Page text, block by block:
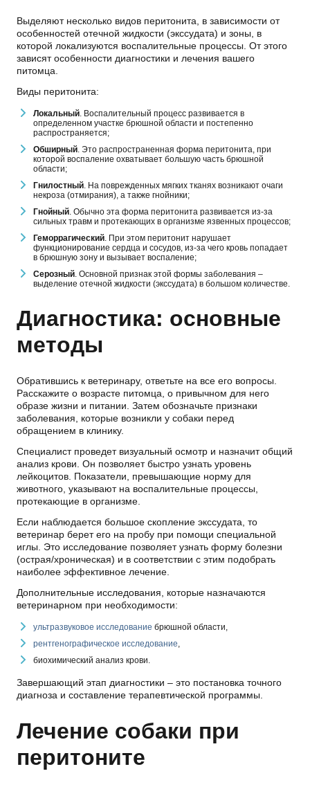
Выделяют несколько видов перитонита, в зависимости от
особенностей отечной жидкости (экссудата) и зоны, в
которой локализуются воспалительные процессы. От этого
зависят особенности диагностики и лечения вашего
питомца.
Виды перитонита:
Локальный. Воспалительный процесс развивается в
определенном участке брюшной области и постепенно
распространяется;
Обширный. Это распространенная форма перитонита, при
которой воспаление охватывает большую часть брюшной
области;
Гнилостный. На поврежденных мягких тканях возникают очаги
некроза (отмирания), а также гнойники;
Гнойный. Обычно эта форма перитонита развивается из-за
сильных травм и протекающих в организме язвенных процессов;
Геморрагический. При этом перитонит нарушает
функционирование сердца и сосудов, из-за чего кровь попадает
в брюшную зону и вызывает воспаление;
Серозный. Основной признак этой формы заболевания –
выделение отечной жидкости (экссудата) в большом количестве.
Диагностика: основные
методы
Обратившись к ветеринару, ответьте на все его вопросы.
Расскажите о возрасте питомца, о привычном для него
образе жизни и питании. Затем обозначьте признаки
заболевания, которые возникли у собаки перед
обращением в клинику.
Специалист проведет визуальный осмотр и назначит общий
анализ крови. Он позволяет быстро узнать уровень
лейкоцитов. Показатели, превышающие норму для
животного, указывают на воспалительные процессы,
протекающие в организме.
Если наблюдается большое скопление экссудата, то
ветеринар берет его на пробу при помощи специальной
иглы. Это исследование позволяет узнать форму болезни
(острая/хроническая) и в соответствии с этим подобрать
наиболее эффективное лечение.
Дополнительные исследования, которые назначаются
ветеринарном при необходимости:
ультразвуковое исследование брюшной области,
рентгенографическое исследование,
биохимический анализ крови.
Завершающий этап диагностики – это постановка точного
диагноза и составление терапевтической программы.
Лечение собаки при
перитоните